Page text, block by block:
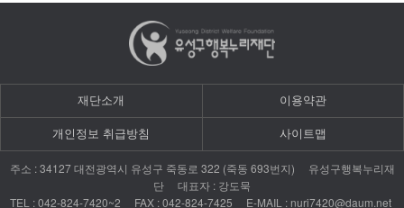
재단소개 이용약관
개인정보 취급방침 사이트맵
주소 : 34127 대전광역시 유성구 죽동로 322 (죽동 693번지 )
유성구행복누리재
단
대표자 : 강도묵
TEL : 042-824-7420~2 FAX : 042-824-7425 E-MAIL : nuri7420@daum.net